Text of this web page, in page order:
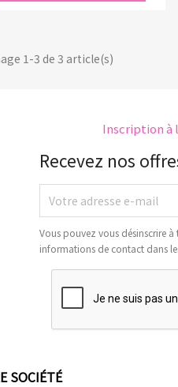
1-3 de 3 article(s)
Inscription à
Recevez nos
Vous pouvez vous désinscrire
informations de contact dans
SOCIÉTÉ